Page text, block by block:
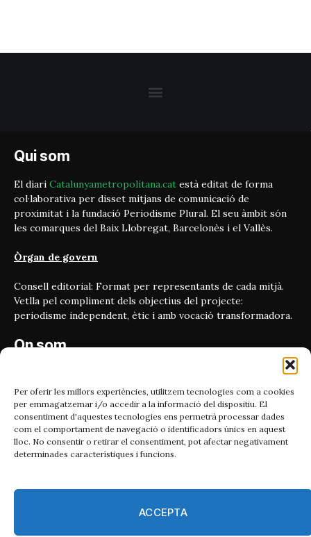
Per oferir les millors experiències, utilitzem tecnologies com a cookies
per emmagatzemar i/o accedir a la informació del dispositiu. El
consentiment d'aquestes tecnologies ens permetrà processar dades
com el comportament de navegació o identificadors únics en aquest
lloc. No consentir o retirar el consentiment, pot afectar negativament
determinades característiques i funcions.
ACCEPTA
Qui som
El diari Catalunyametropolitana.cat està editat de forma
col·laborativa per disset mitjans de comunicació de
proximitat i la fundació Periodisme Plural. El seu àmbit són
les comarques del Baix Llobregat, Barcelonès i el Vallès.
Òrgan de govern
Consell editorial: Format per representants de cada mitjà.
Vetlla pel compliment dels objectius del projecte:
periodisme independent, ètic i amb vocació transformadora.
On som
08010, Barcelona
Contacta'ns
Email:
catmet@periodismeplural.cat
Telèfon: